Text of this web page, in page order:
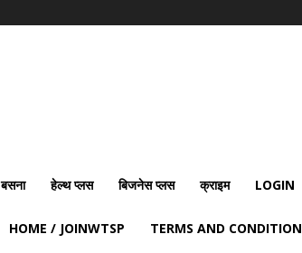
बसना हेल्थ प्लस बिजनेस प्लस क्राइम LOGIN
HOME / JOINWTSP TERMS AND CONDITION